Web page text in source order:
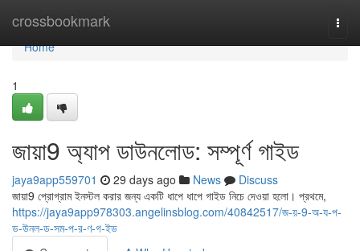
crossbookmark
Home
Home
1
জায়া9 অ্যাপ ডাউনলোড: সম্পূর্ণ গাইড
jaya9app559701 29 days ago News
Discuss
জায়া9 প্রোগ্রাম ইনস্টল করার জন্য একটি ধাপে ধাপে গাইড নিচে দেওয়া হলো। প্রথমে,
https://jaya9app978303.angelinsblog.com/40842517/জ-য়-9-অ-য-প-
ড-উনল-ড-সম-প-র-ণ-গ-ইড